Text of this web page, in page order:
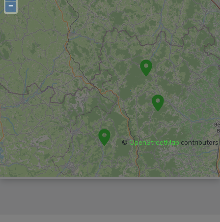
−
© OpenStreetMap contributors